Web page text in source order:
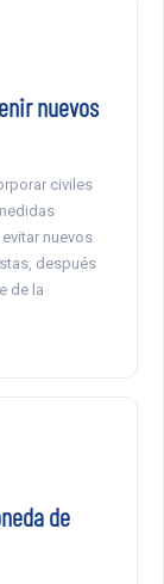
nuevos
civiles
nuevos
después
de la
de